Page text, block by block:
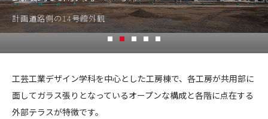
CORPORATE
RECRUIT
CONTACT
計画道路側の14号館外観
工芸工業デザイン学科を中心とした工房棟で、各工房が共用部に
面してガラス張りとなっているオープンな構成と各階に点在する
外部テラスが特徴です。